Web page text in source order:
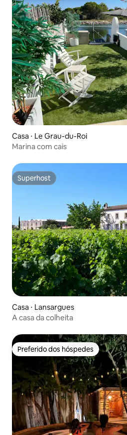
Casa ⋅ Le Grau-du-Roi
Marina com cais
Superhost
Superhost
Casa ⋅ Lansargues
A casa da colheita
Preferido dos hóspedes
Preferido dos hóspedes